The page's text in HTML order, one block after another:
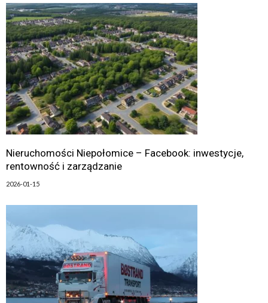
Nieruchomości Niepołomice – Facebook: inwestycje,
rentowność i zarządzanie
2026-01-15